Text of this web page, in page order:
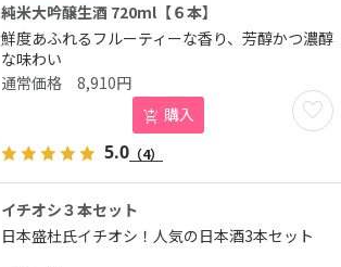
純米大吟醸生酒 720ml【６本】
鮮度あふれるフルーティーな香り、芳醇かつ濃醇
な味わい
お気
8,910円
購入
5.0 （4）
イチオシ３本セット
日本盛杜氏イチオシ！人気の日本酒3本セット